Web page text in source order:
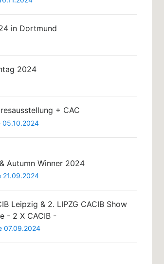
in Dortmund
2024
+ CAC
05.10.2024
Autumn Winner 2024
21.09.2024
Leipzig & 2. LIPZG CACIB Show
- 2 X CACIB -
07.09.2024